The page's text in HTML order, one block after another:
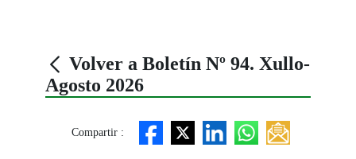
Volver a Boletín Nº 94. Xullo-
Agosto 2026
Compartir :